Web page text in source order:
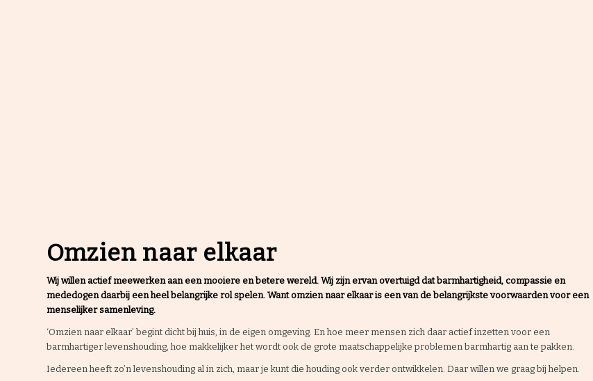
Omzien naar elkaar
Wij willen actief meewerken aan een mooiere en betere wereld. Wij zijn ervan overtuigd dat barmhartigheid, compassie en
mededogen daarbij een heel belangrijke rol spelen. Want omzien naar elkaar is een van de belangrijkste voorwaarden voor een
menselijker samenleving.
‘Omzien naar elkaar’ begint dicht bij huis, in de eigen omgeving. En hoe meer mensen zich daar actief inzetten voor een
barmhartiger levenshouding, hoe makkelijker het wordt ook de grote maatschappelijke problemen barmhartig aan te pakken.
Iedereen heeft zo’n levenshouding al in zich, maar je kunt die houding ook verder ontwikkelen. Daar willen we graag bij helpen.